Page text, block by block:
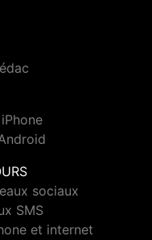
sociaux
SMS
et internet